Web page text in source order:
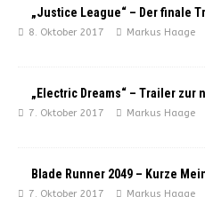
„Justice League“ – Der finale
8. Oktober 2017 Markus Haage
„Electric Dreams“ – Trailer zur
7. Oktober 2017 Markus Haage
Blade Runner 2049 – Kurze
7. Oktober 2017 Markus Haage